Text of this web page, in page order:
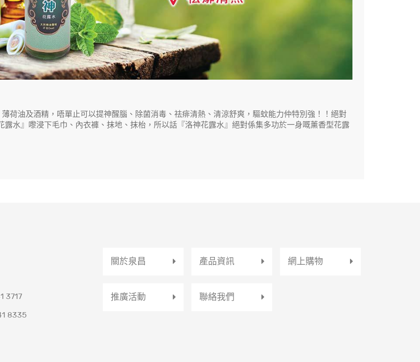
荷油及酒精，唔單止可以提神醒腦、除菌消毒、祛痱清熱、清涼舒爽，驅蚊能力仲特別強！！絕對
露水』嚟浸下毛巾、內衣褲、抹地、抹枱，所以話『洛神花露水』絕對係集多功於一身嘅薰香型花露
3717
8335
關於泉昌 產品資訊 網上購物
推廣活動 聯絡我們